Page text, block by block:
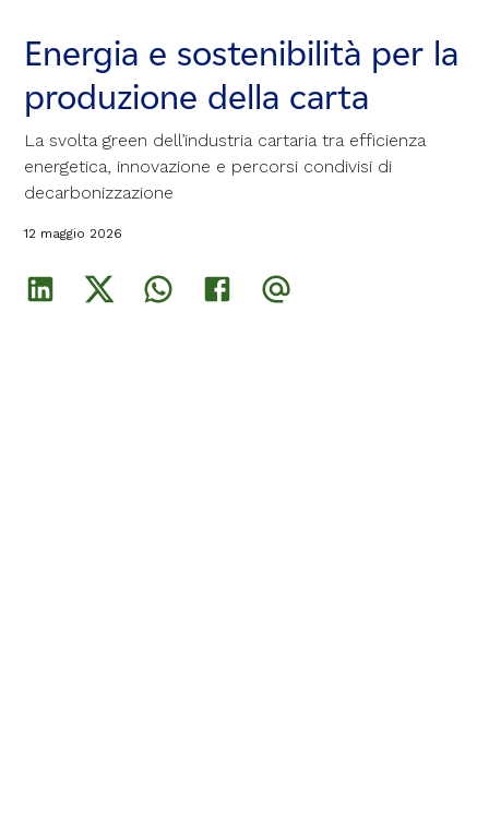
Energia e sostenibilità per la
produzione della carta
La svolta green dell’industria cartaria tra efficienza
energetica, innovazione e percorsi condivisi di
decarbonizzazione
12 maggio 2026
Energia e sostenibilità per la
produzione della carta
La svolta green dell’industria cartaria tra efficienza
energetica, innovazione e percorsi condivisi di
decarbonizzazione
12 maggio 2026
Energia e sostenibilità per la
produzione della carta
La svolta green dell’industria cartaria tra efficienza
energetica, innovazione e percorsi condivisi di
decarbonizzazione
12 maggio 2026